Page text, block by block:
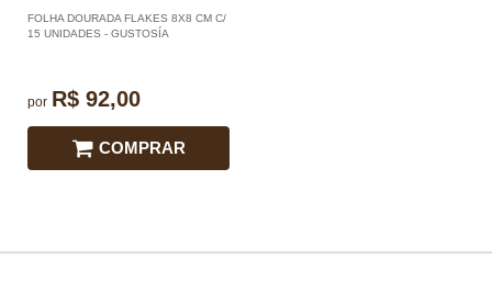
FOLHA DOURADA FLAKES 8X8 CM C/
15 UNIDADES - GUSTOSÍA
por R$ 92,00
COMPRAR